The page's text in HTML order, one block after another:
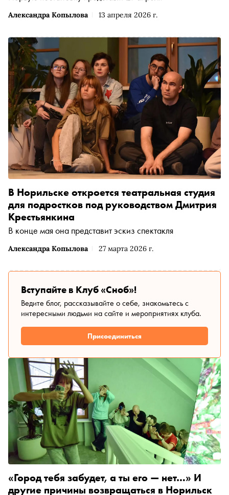
Александра Копылова 13 апреля 2026 г.
Александра Копылова 27 марта 2026 г.
В Норильске откроется театральная студия
для подростков под руководством Дмитрия
Крестьянкина
В конце мая она представит эскиз спектакля
Вступайте в Клуб «Сноб»!
Ведите блог, рассказывайте о себе, знакомьтесь с
интересными людьми на сайте и мероприятиях клуба.
Присоединиться
«Город тебя забудет, а ты его — нет…» И
другие причины возвращаться в Норильск